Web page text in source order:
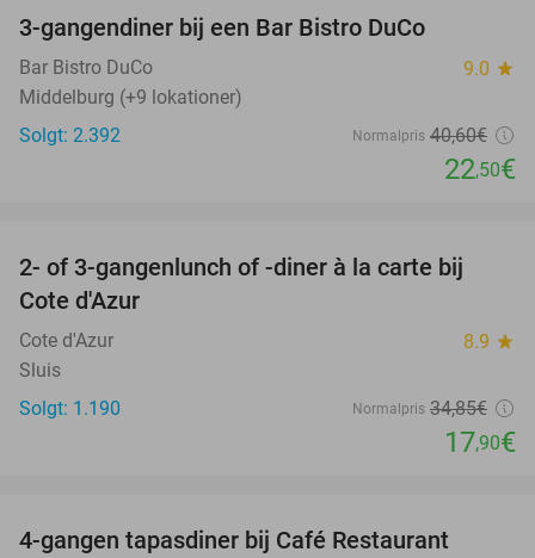
3-gangendiner bij een Bar Bistro DuCo
Bar Bistro DuCo 9.0 star
Middelburg (+9 lokationer)
Solgt: 2.392
Normalpris 40,60€
22,50€
49%
2- of 3-gangenlunch of -diner à la carte bij
Cote d'Azur
Cote d'Azur 8.9 star
Sluis
Solgt: 1.190
Normalpris 34,85€
17,90€
4-gangen tapasdiner bij Café Restaurant